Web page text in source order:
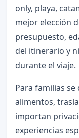
only, playa,
mejor elección
presupuesto,
del itinerario y
durante el viaje.
Para familias
alimentos,
importan
experiencias